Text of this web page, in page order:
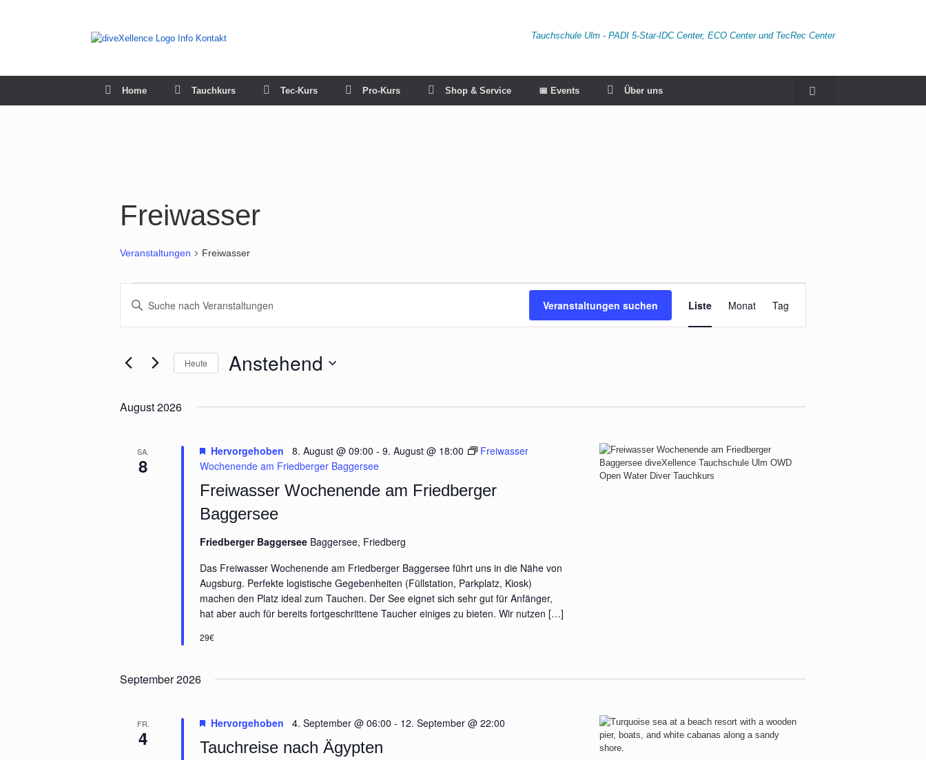
Tauchschule Ulm - PADI 5-Star-IDC Center, ECO Center und TecRec Center
Home Tauchkurs Tec-Kurs Pro-Kurs Shop & Service 📅 Events Über uns
Freiwasser
Veranstaltungen Freiwasser
Suche
Ansichten,
Bitte
Schlüsselwort
eingeben.
Veranstaltungen
Schlüsselwort.
Veranstaltungen suchen
Ansichten-
Liste Monat Tag
Heute Anstehend
August 2026
SA.
8
Freiwasser Wochenende am Friedberger
Baggersee
Hervorgehoben 8. August @ 09:00 - 9. August @ 18:00
Freiwasser
Wochenende am Friedberger Baggersee
Friedberger Baggersee Baggersee, Friedberg
Das Freiwasser Wochenende am Friedberger Baggersee führt uns in die Nähe von
Augsburg. Perfekte logistische Gegebenheiten (Füllstation, Parkplatz, Kiosk)
machen den Platz ideal zum Tauchen. Der See eignet sich sehr gut für Anfänger,
hat aber auch für bereits fortgeschrittene Taucher einiges zu bieten. Wir nutzen […]
29€
September 2026
FR.
4 Tauchreise nach Ägypten
Hervorgehoben 4. September @ 06:00 - 12. September @ 22:00